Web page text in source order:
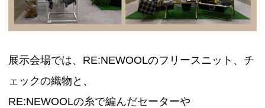
展示会場では、RE:NEWOOLのフリースニット、チ
ェックの織物と、
RE:NEWOOLの糸で編んだセーターや